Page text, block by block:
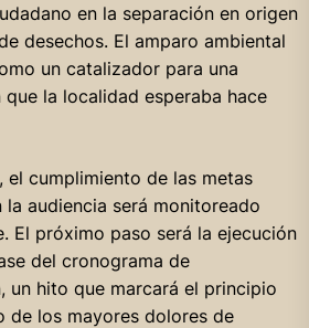
en la separación en origen
desechos. El amparo ambiental
un catalizador para una
la localidad esperaba hace
el cumplimiento de las metas
la audiencia será monitoreado
El próximo paso será la ejecución
del cronograma de
un hito que marcará el principio
de los mayores dolores de